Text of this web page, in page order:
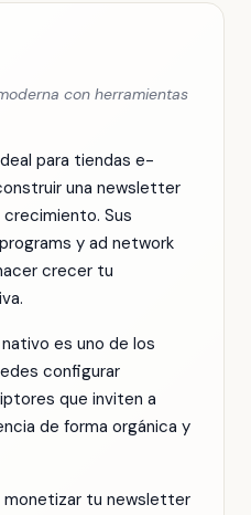
con herramientas
para tiendas e-
una newsletter
Sus
y ad network
crecer tu
es uno de los
configurar
que inviten a
de forma orgánica y
tu newsletter